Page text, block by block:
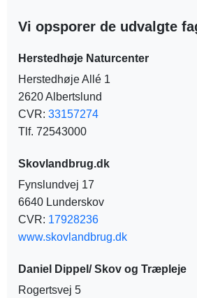
Vi opsporer de udvalgte
Herstedhøje Naturcenter
Herstedhøje Allé 1
2620 Albertslund
CVR: 33157274
Tlf. 72543000
Skovlandbrug.dk
Fynslundvej 17
6640 Lunderskov
CVR: 17928236
www.skovlandbrug.dk
Daniel Dippel/ Skov og Træpleje
Rogertsvej 5